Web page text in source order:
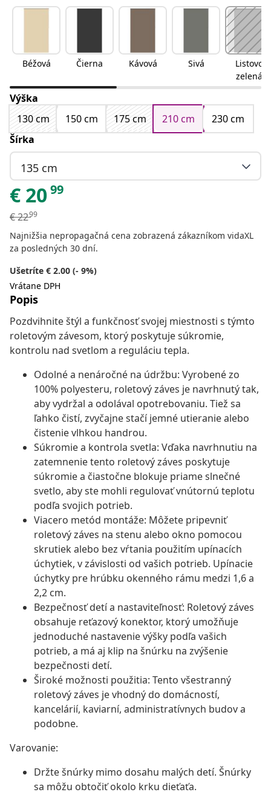
Béžová Čierna Kávová Sivá
Listovo
zelená
Výška
130 cm
150 cm 175 cm 210 cm
230 cm
Šírka
135 cm
€ 2099
€2299
Najnižšia nepropagačná cena zobrazená zákazníkom vidaXL
za posledných 30 dní.
Ušetríte € 2.00 (- 9%)
Vrátane DPH
Popis
Pozdvihnite štýl a funkčnosť svojej miestnosti s týmto
roletovým závesom, ktorý poskytuje súkromie,
kontrolu nad svetlom a reguláciu tepla.
Odolné a nenáročné na údržbu: Vyrobené zo
100% polyesteru, roletový záves je navrhnutý tak,
aby vydržal a odolával opotrebovaniu. Tiež sa
ľahko čistí, zvyčajne stačí jemné utieranie alebo
čistenie vlhkou handrou.
Súkromie a kontrola svetla: Vďaka navrhnutiu na
zatemnenie tento roletový záves poskytuje
súkromie a čiastočne blokuje priame slnečné
svetlo, aby ste mohli regulovať vnútornú teplotu
podľa svojich potrieb.
Viacero metód montáže: Môžete pripevniť
roletový záves na stenu alebo okno pomocou
skrutiek alebo bez vŕtania použitím upínacích
úchytiek, v závislosti od vašich potrieb. Upínacie
úchytky pre hrúbku okenného rámu medzi 1,6 a
2,2 cm.
Bezpečnosť detí a nastaviteľnosť: Roletový záves
obsahuje reťazový konektor, ktorý umožňuje
jednoduché nastavenie výšky podľa vašich
potrieb, a má aj klip na šnúrku na zvýšenie
bezpečnosti detí.
Široké možnosti použitia: Tento všestranný
roletový záves je vhodný do domácností,
kancelárií, kaviarní, administratívnych budov a
podobne.
Varovanie:
Držte šnúrky mimo dosahu malých detí. Šnúrky
sa môžu obtočiť okolo krku dieťaťa.